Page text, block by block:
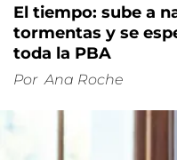
El tiempo: sube a
tormentas y se
toda la PBA
Por Ana Roche